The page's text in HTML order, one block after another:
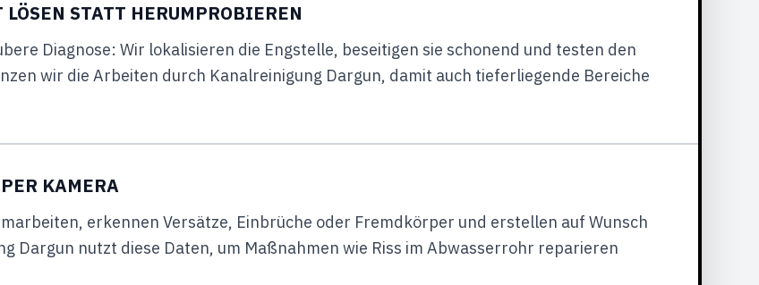
STATT HERUMPROBIEREN
Diagnose: Wir lokalisieren die Engstelle, beseitigen sie schonend und testen den
wir die Arbeiten durch Kanalreinigung Dargun, damit auch tieferliegende Bereiche
KAMERA
erkennen Versätze, Einbrüche oder Fremdkörper und erstellen auf Wunsch
Dargun nutzt diese Daten, um Maßnahmen wie Riss im Abwasserrohr reparieren